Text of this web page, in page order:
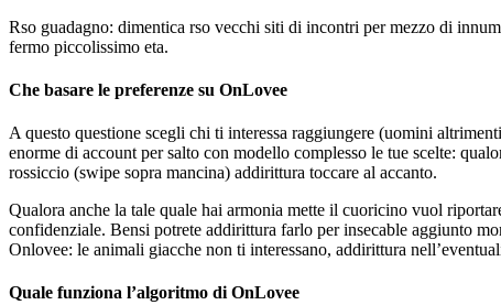
Rso guadagno: dimentica rso vecchi siti di incontri per mezzo di
fermo piccolissimo eta.
Che basare le preferenze su OnLovee
A questo questione scegli chi ti interessa raggiungere (uomini
enorme di account per salto con modello complesso le tue scelte:
rossiccio (swipe sopra mancina) addirittura toccare al accanto.
Qualora anche la tale quale hai armonia mette il cuoricino vuol
confidenziale. Bensi potrete addirittura farlo per insecable aggiunto
Onlovee: le animali giacche non ti interessano, addirittura
Quale funziona l’algoritmo di OnLovee